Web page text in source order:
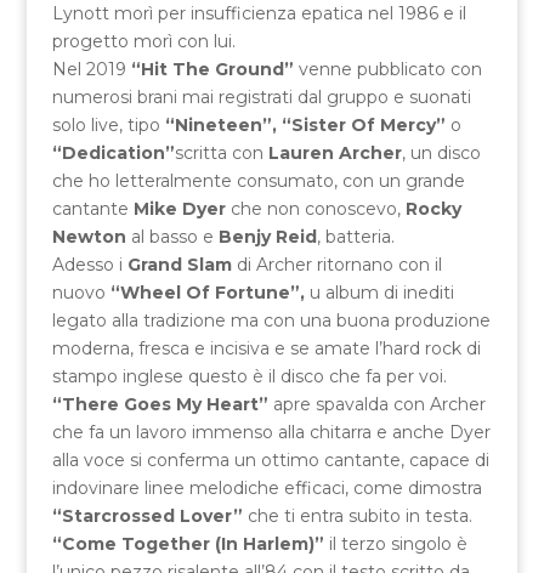
Lynott morì per insufficienza epatica nel 1986 e il
progetto morì con lui.
Nel 2019 “Hit The Ground” venne pubblicato con
numerosi brani mai registrati dal gruppo e suonati
solo live, tipo “Nineteen”, “Sister Of Mercy” o
“Dedication”scritta con Lauren Archer, un disco
che ho letteralmente consumato, con un grande
cantante Mike Dyerche non conoscevo, Rocky
Newton al basso e Benjy Reid, batteria.
Adesso i Grand Slamdi Archer ritornano con il
nuovo “Wheel Of Fortune”,u album di inediti
legato alla tradizione ma con una buona produzione
moderna, fresca e incisiva e se amate l’hard rock di
stampo inglese questo è il disco che fa per voi.
“There Goes My Heart” apre spavalda con Archer
che fa un lavoro immenso alla chitarra e anche Dyer
alla voce si conferma un ottimo cantante, capace di
indovinare linee melodiche efficaci, come dimostra
“Starcrossed Lover” che ti entra subito in testa.
“Come Together (In Harlem)” il terzo singolo è